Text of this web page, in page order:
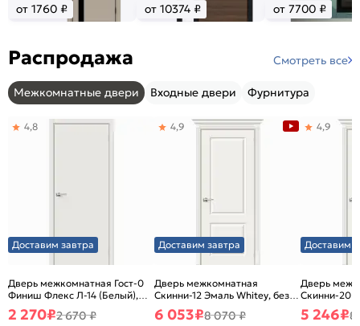
от 1760 ₽ от 10374 ₽ от 7700 ₽
Распродажа Смотреть все
Межкомнатные двери Входные двери Фурнитура
Доставим завтра
Дверь межкомнатная Гост-0
Финиш Флекс Л-14 (Белый),
глухая, каркасно-щитовая
4,8
2 270₽2 670 ₽
Доставим завтра
Дверь межкомнатная
Скинни-12 Эмаль Whitey, без
декора, глухая, без стекла,
без кромки, скиновая
4,9
6 053₽8 070 ₽
Доставим
Дверь
Скинни-20
декора,
без кромки,
4,9
5 246₽8